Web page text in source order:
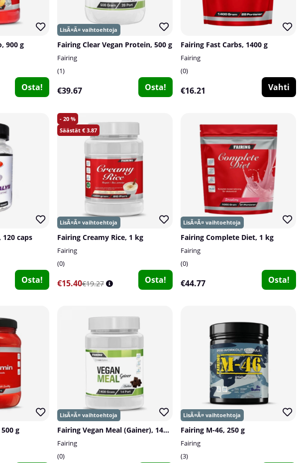
900 g
Osta!
Fairing Clear Vegan Protein, 500 g
Fairing
1
€39.67 Osta!
Fairing Fast Carbs, 1400 g
Fairing
0
€16.21 Vahti
caps
Osta!
20
3.87
Fairing Creamy Rice, 1 kg
Fairing
0
€15.40€19.27 Osta!
Fairing Complete Diet, 1 kg
Fairing
0
€44.77 Osta!
g Fairing Vegan Meal (Gainer), 1400 g
Fairing
0
Fairing M-46, 250 g
Fairing
3